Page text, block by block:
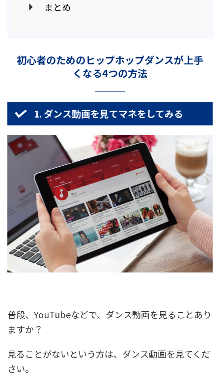
まとめ
初心者のためのヒップホップダンスが上手
くなる4つの方法
1. ダンス動画を見てマネをしてみる
普段、YouTubeなどで、ダンス動画を見ることあり
ますか？
見ることがないという方は、ダンス動画を見てくだ
さい。